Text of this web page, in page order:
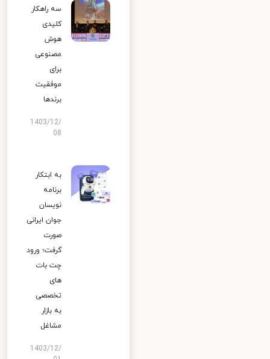
سه راهکار
کلیدی
هوش
مصنوعی
برای
موفقیت
برندها
1403/12/
08
به ابتکار
برنامه
نویسان
جوان ایرانی
صورت
گرفت؛ ورود
چت بات
های
تخصصی
به بازار
مشاغل
1403/12/